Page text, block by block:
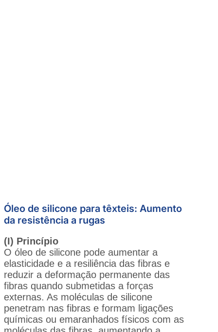
Óleo de silicone para têxteis: Aumento
da resistência a rugas
(I) Princípio
O óleo de silicone pode aumentar a
elasticidade e a resiliência das fibras e
reduzir a deformação permanente das
fibras quando submetidas a forças
externas. As moléculas de silicone
penetram nas fibras e formam ligações
químicas ou emaranhados físicos com as